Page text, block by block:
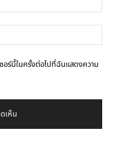
อร์นี้ในครั้งต่อไปที่ฉันแสดงความ